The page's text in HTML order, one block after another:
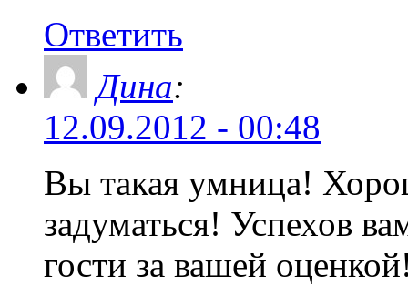
Ответить
Дина:
12.09.2012 - 00:48
Вы такая умница!
задуматься! Успехов
гости за вашей